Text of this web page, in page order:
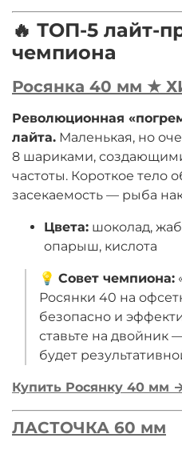
🔥 ТОП-5 лайт-
чемпиона
Росянка 40 мм ★
Революционная
лайта. Маленькая, но
8 шариками,
частоты. Короткое тело
засекаемость — рыба
Цвета: шоколад,
опарыш, кислота
💡 Совет чемпиона:
Росянки 40 на
безопасно и
ставьте на двойник
будет
Купить Росянку 40 мм
ЛАСТОЧКА 60 мм